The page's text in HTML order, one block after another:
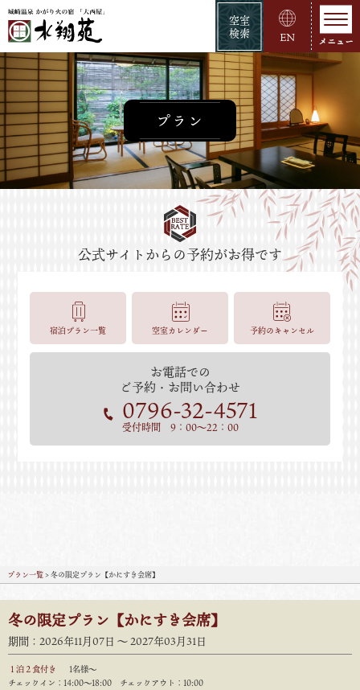
空室
検索
EN
プラン
お電話での
ご予約・お問い合わせ
0796-32-4571
受付時間 9：00～22：00
宿泊プラン一覧 空室カレンダー 予約のキャンセル
プラン一覧> 冬の限定プラン【かにすき会席】
冬の限定プラン【かにすき会席】
期間：2026年11月07日 〜 2027年03月31日
１泊２食付き
1名様～
チェックイン：14:00〜18:00 チェックアウト：10:00